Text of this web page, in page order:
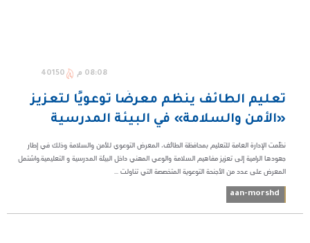
08:08 م 40150
تعليم الطائف ينظم معرضًا توعويًا لتعزيز
«الأمن والسلامة» في البيئة المدرسية
نظّمت الإدارة العامة للتعليم بمحافظة الطائف، المعرض التوعوي للأمن والسلامة وذلك في إطار
جهودها الرامية إلى تعزيز مفاهيم السلامة والوعي المهني داخل البيئة المدرسية و التعليمية.واشتمل
المعرض على عدد من الأجنحة التوعوية المتخصصة التي تناولت ...
aan-morshd